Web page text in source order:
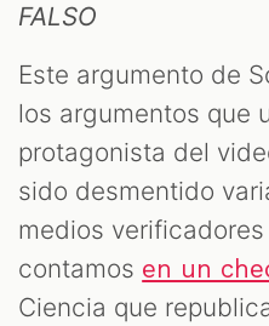
FALSO
Este argumento de
los argumentos que
protagonista del
sido desmentido
medios
contamos en un
Ciencia que